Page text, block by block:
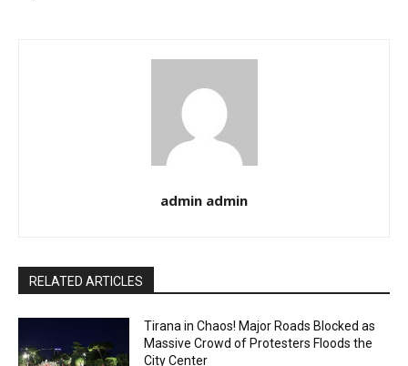
admin admin
RELATED ARTICLES
Tirana in Chaos! Major Roads Blocked as
Massive Crowd of Protesters Floods the
City Center